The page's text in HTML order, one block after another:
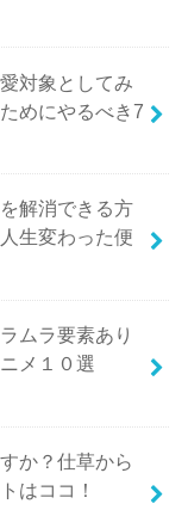
対象としてみ
めにやるべき7
解消できる方
生変わった便
ムラ要素あり
メ１０選
か？仕草から
はココ！